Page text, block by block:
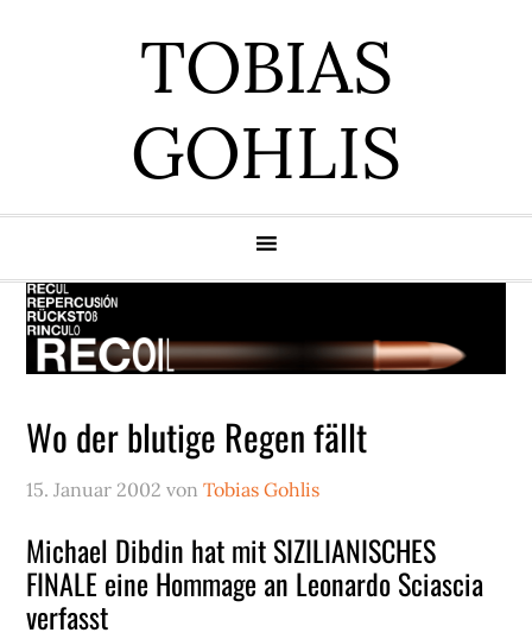
TOBIAS
GOHLIS
Wo der blutige Regen fällt
15. Januar 2002 vonTobias Gohlis
Michael Dibdin hat mit SIZILIANISCHES
FINALE eine Hommage an Leonardo Sciascia
verfasst